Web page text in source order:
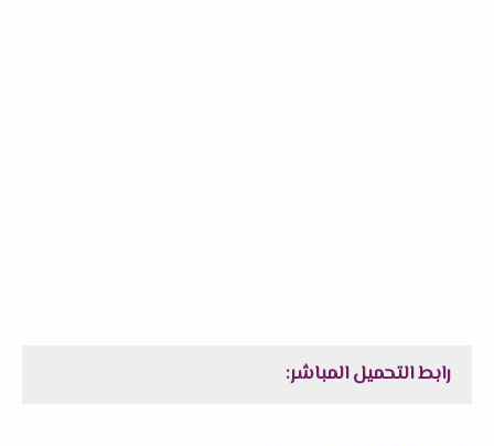
رابط التحميل المباشر: